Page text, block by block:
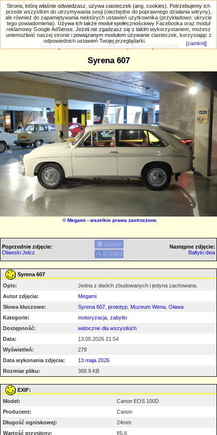
PRIV.gtlodz.eu - czyli trochę ;) inna galeria
Wyszukiwanie zaawansowane
Strona główna widoczne dla wszystkich >Syrena 607
Syrena 607
©Megami - wszelkie prawa zastrzeżone.
Poprzednie zdjęcie:
Oławski Jelcz
Następne zdjęcie:
Bałtyki dwa
Syrena 607
Opis:
Jedna z dwóch zbudowanych i jedyna zachowana.
Autor zdjęcia:
Megami
Słowa kluczowe:
Syrena 607 prototyp Muzeum Wena Oława
Kategorie:
motoryzacja zabytki
Dostępność:
widoczne dla wszystkich
Data:
13.05.2026 21:54
Wyświetleń:
279
Data wykonania zdjęcia:
13 maja 2026
Rozmiar pliku:
368.9 KB
EXIF:
Model:
Canon EOS 100D
Producent:
Canon
Długość ogniskowej:
24mm
Wartość przysłony:
f/5.6
Strona, którą właśnie odwiedzasz, używa ciasteczek (ang. cookies). Potrzebujemy ich
przede wszystkim do utrzymywania sesji (niezbędne do poprawnego działania witryny),
ale również do zapamiętywania niektórych ustawień użytkownika (przykładowo: ukrycie
tego powiadomienia). Używa ich także moduł społecznościowy Facebooka oraz moduł
reklamowy Google AdSense. Jeżeli nie zgadzasz się z takim wykorzystaniem, możesz
uniemożliwić naszej stronie i powiązanym modułom używanie ciasteczek, korzystając z
odpowiednich ustawień Twojej przeglądarki.
[zamknij]